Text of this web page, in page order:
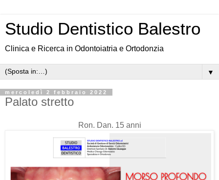
Studio Dentistico Balestro
Clinica e Ricerca in Odontoiatria e Ortodonzia
▼
mercoledì 2 febbraio 2022
Palato stretto
Ron. Dan. 15 anni